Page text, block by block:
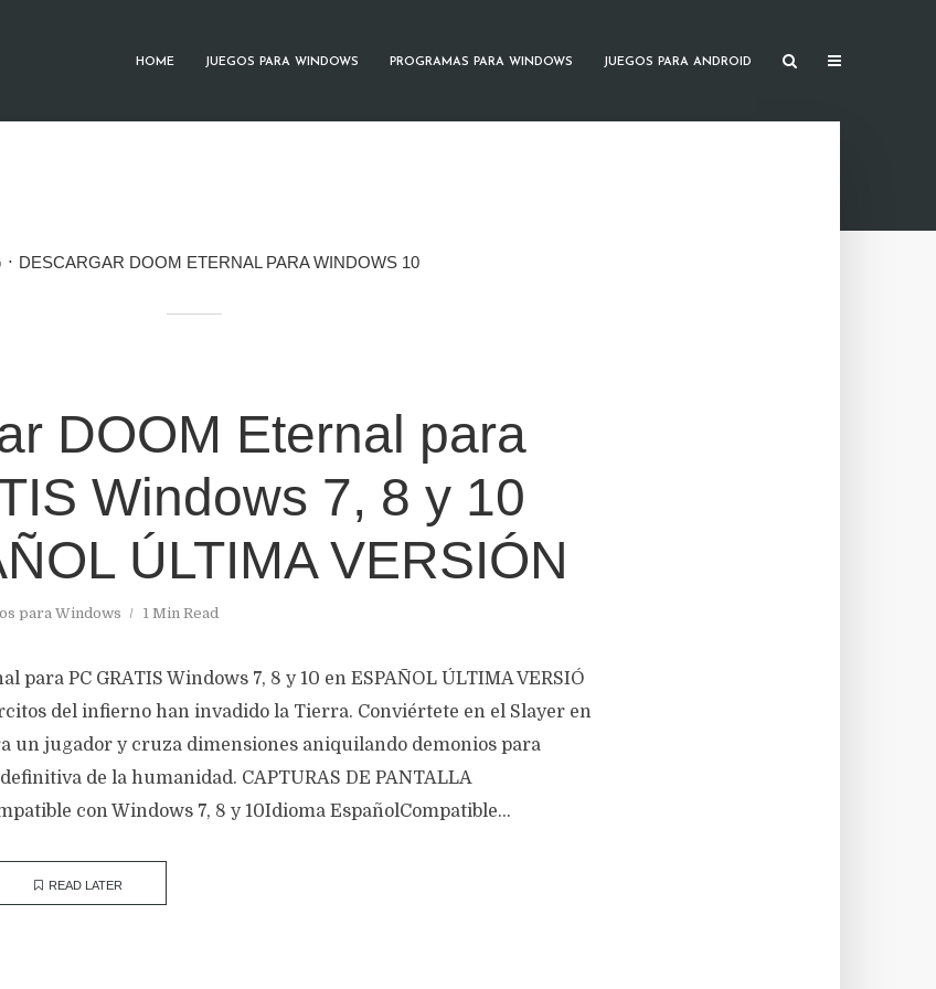
HOME JUEGOS PARA WINDOWS PROGRAMAS PARA WINDOWS JUEGOS PARA ANDROID
DESCARGAR DOOM ETERNAL PARA WINDOWS 10
DOOM Eternal para
Windows 7, 8 y 10
ÚLTIMA VERSIÓN
para Windows 1 Min Read
para PC GRATIS Windows 7, 8 y 10 en ESPAÑOL ÚLTIMA VERSIÓ
del infierno han invadido la Tierra. Conviértete en el Slayer en
un jugador y cruza dimensiones aniquilando demonios para
de la humanidad. CAPTURAS DE PANTALLA
con Windows 7, 8 y 10Idioma EspañolCompatible...
READ LATER